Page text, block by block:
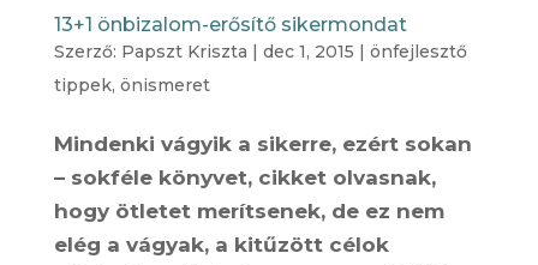
13+1 önbizalom-erősítő sikermondat
Szerző: Papszt Kriszta | dec 1, 2015 | önfejlesztő
tippek, önismeret
Mindenki vágyik a sikerre, ezért sokan
– sokféle könyvet, cikket olvasnak,
hogy ötletet merítsenek, de ez nem
elég a vágyak, a kitűzött célok